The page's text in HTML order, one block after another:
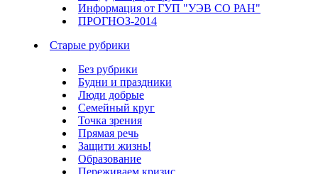
Информация от ГУП "УЭВ СО РАН"
ПРОГНОЗ-2014
Старые рубрики
Без рубрики
Будни и праздники
Люди добрые
Семейный круг
Точка зрения
Прямая речь
Защити жизнь!
Образование
Переживаем кризис